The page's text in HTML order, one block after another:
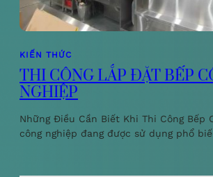
KIẾN THỨC
THI CÔNG LẮP ĐẶT BẾP
NGHIỆP
Những Điều Cần Biết Khi Thi Công Bếp
công nghiệp đang được sử dụng phổ